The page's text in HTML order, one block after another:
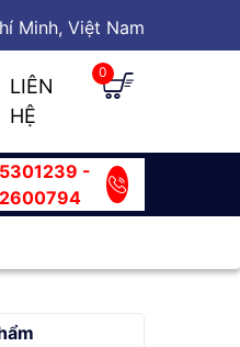
Minh, Việt Nam
LIÊN
HỆ
0
-